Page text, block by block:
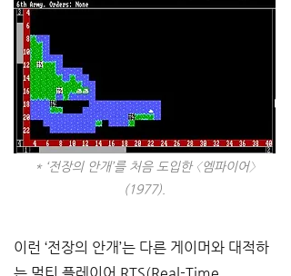
* ‘전장의 안개’를 처음 도입한 〈엠파이어〉
(1977).
이런 ‘전장의 안개’는 다른 게이머와 대적하